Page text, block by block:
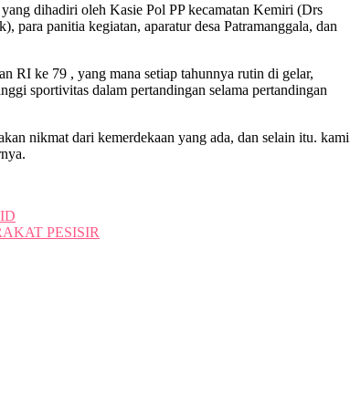
dihadiri oleh Kasie Pol PP kecamatan Kemiri (Drs
panitia kegiatan, aparatur desa Patramanggala, dan
RI ke 79 , yang mana setiap tahunnya rutin di gelar,
sportivitas dalam pertandingan selama pertandingan
nikmat dari kemerdekaan yang ada, dan selain itu. kami
PESISIR